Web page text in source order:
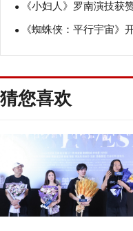
人》《好莱坞往事》领衔
● 《小妇人》罗南演技获
频致敬医护人员
● 《蜘蛛侠：平行宇宙》
队新作今年上映
猜您喜欢